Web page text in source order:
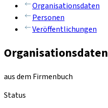
Organisationsdaten
Personen
Veröffentlichungen
Organisationsdaten
aus dem Firmenbuch
Status